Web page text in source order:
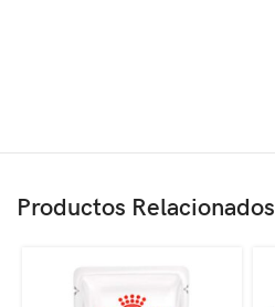
Productos Relacionados